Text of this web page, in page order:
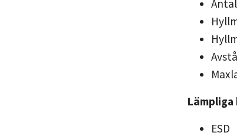
Lämpliga
ESD